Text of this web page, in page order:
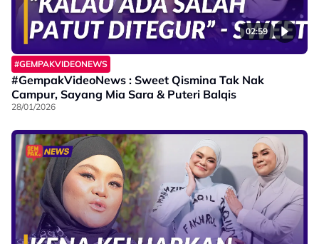
02:59
#GEMPAKVIDEONEWS
#GempakVideoNews : Sweet Qismina Tak Nak
Campur, Sayang Mia Sara & Puteri Balqis
28/01/2026